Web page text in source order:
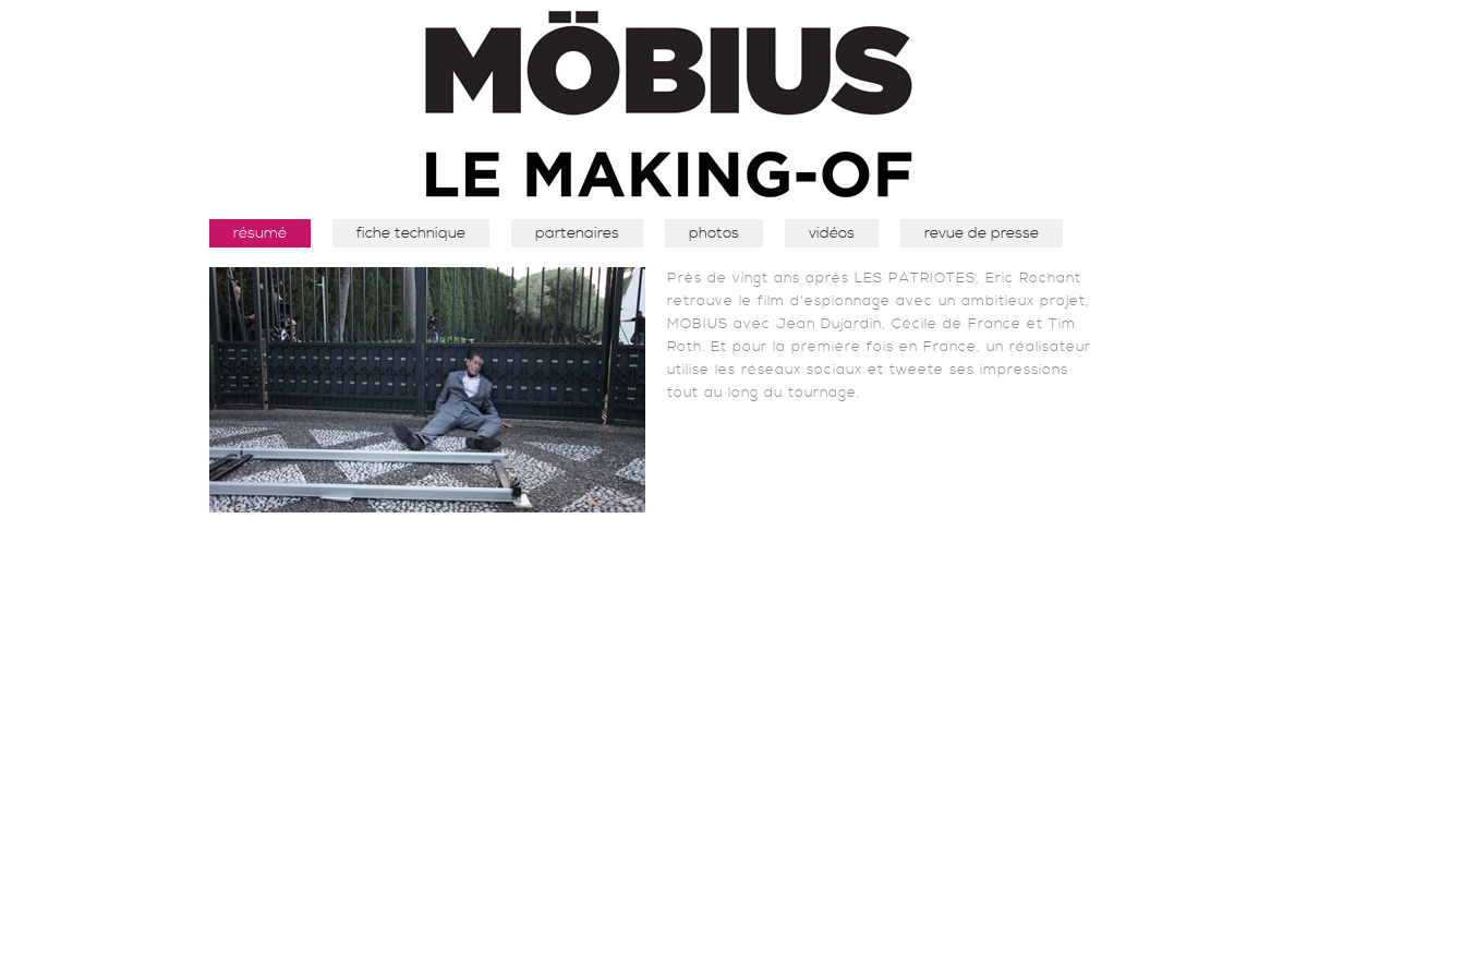
résumé fiche technique partenaires photos vidéos revue de presse
Près de vingt ans après LES PATRIOTES, Eric Rochant
retrouve le film d'espionnage avec un ambitieux projet,
MOBIUS avec Jean Dujardin, Cécile de France et Tim
Roth. Et pour la première fois en France, un réalisateur
utilise les réseaux sociaux et tweete ses impressions
tout au long du tournage.